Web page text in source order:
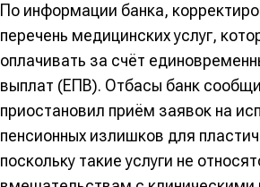
По информации банка,
перечень медицинских услуг,
оплачивать за счёт
выплат (ЕПВ). Отбасы банк
приостановил приём заявок на
пенсионных излишков для
поскольку такие услуги не